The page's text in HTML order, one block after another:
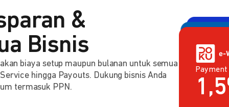
&
Bisnis
biaya setup maupun bulanan untuk semua
hingga Payouts. Dukung bisnis Anda
termasuk PPN.
Payment
Payment